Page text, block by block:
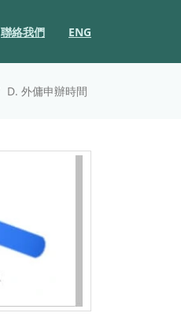
聯絡我們 ENG
D. 外傭申辦時間